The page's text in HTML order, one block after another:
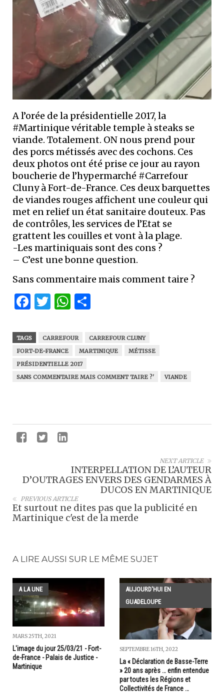
A l’orée de la présidentielle 2017, la
#Martinique véritable temple à steaks se
viande. Totalement. ON nous prend pour
des porcs métissés avec des cochons. Ces
deux photos ont été prise ce jour au rayon
boucherie de l’hypermarché #Carrefour
Cluny à Fort-de-France. Ces deux barquettes
de viandes rouges affichent une couleur qui
met en relief un état sanitaire douteux. Pas
de contrôles, les services de l’Etat se
grattent les couilles et vont à la plage.
-Les martiniquais sont des cons ?
– C’est une bonne question.
Sans commentaire mais comment taire ?
Facebook
Twitter
WhatsApp
TAGS CARREFOUR
CARREFOUR CLUNY
FORT-DE-FRANCE
MARTINIQUE
MÉTISSE
PRÉSIDENTIELLE 2017
SANS COMMENTAIRE MAIS COMMENT TAIRE ?'
VIANDE
NEXT ARTICLE
INTERPELLATION DE L’AUTEUR
D’OUTRAGES ENVERS DES GENDARMES À
DUCOS EN MARTINIQUE
PREVIOUS ARTICLE
Et surtout ne dites pas que la publicité en
Martinique c'est de la merde
A LIRE AUSSI SUR LE MÊME SUJET
A LA UNE
MARS 25TH, 2021
L'image du jour 25/03/21 - Fort-
de-France - Palais de Justice -
Martinique
AUJOURD'HUI EN
GUADELOUPE
SEPTEMBRE 16TH, 2022
La « Déclaration de Basse-Terre
» 20 ans après … enfin entendue
par toutes les Régions et
Collectivités de France …